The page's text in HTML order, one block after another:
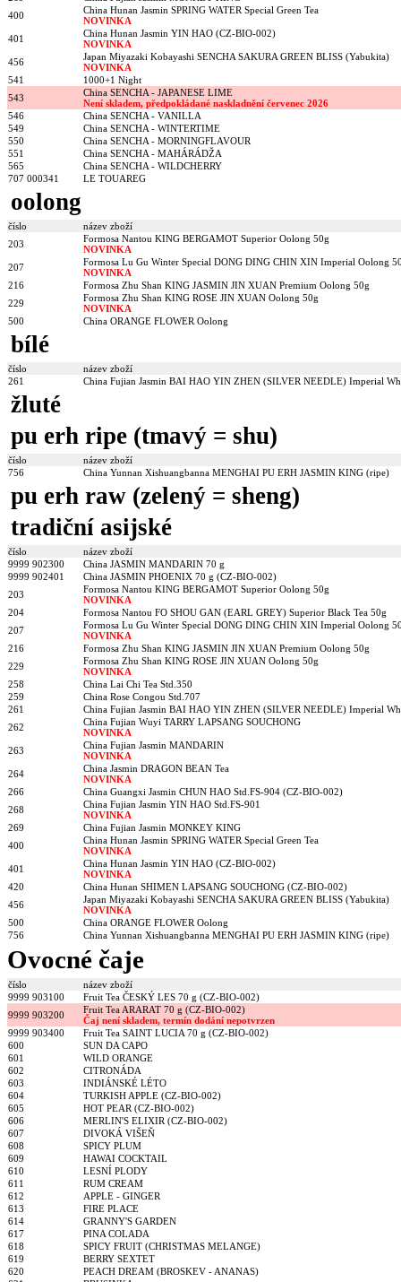
400
China Hunan Jasmin SPRING WATER Special Green Tea
NOVINKA
401
China Hunan Jasmin YIN HAO (CZ-BIO-002)
NOVINKA
456
Japan Miyazaki Kobayashi SENCHA SAKURA GREEN BLISS (Yabukita)
NOVINKA
541
1000+1 Night
543
China SENCHA - JAPANESE LIME
Není skladem, předpokládané naskladnění červenec 2026
546
China SENCHA - VANILLA
549
China SENCHA - WINTERTIME
550
China SENCHA - MORNINGFLAVOUR
551
China SENCHA - MAHÁRÁDŽA
565
China SENCHA - WILDCHERRY
707 000341
LE TOUAREG
oolong
číslo
název zboží
203
Formosa Nantou KING BERGAMOT Superior Oolong 50g
NOVINKA
207
Formosa Lu Gu Winter Special DONG DING CHIN XIN Imperial Oolong
NOVINKA
216
Formosa Zhu Shan KING JASMIN JIN XUAN Premium Oolong 50g
229
Formosa Zhu Shan KING ROSE JIN XUAN Oolong 50g
NOVINKA
500
China ORANGE FLOWER Oolong
bílé
číslo
název zboží
261
China Fujian Jasmin BAI HAO YIN ZHEN (SILVER NEEDLE) Imperial
žluté
pu erh ripe (tmavý = shu)
číslo
název zboží
756
China Yunnan Xishuangbanna MENGHAI PU ERH JASMIN KING (ripe)
pu erh raw (zelený = sheng)
tradiční asijské
číslo
název zboží
9999 902300
China JASMIN MANDARIN 70 g
9999 902401
China JASMIN PHOENIX 70 g (CZ-BIO-002)
203
Formosa Nantou KING BERGAMOT Superior Oolong 50g
NOVINKA
204
Formosa Nantou FO SHOU GAN (EARL GREY) Superior Black Tea 50g
207
Formosa Lu Gu Winter Special DONG DING CHIN XIN Imperial Oolong
NOVINKA
216
Formosa Zhu Shan KING JASMIN JIN XUAN Premium Oolong 50g
229
Formosa Zhu Shan KING ROSE JIN XUAN Oolong 50g
NOVINKA
258
China Lai Chi Tea Std.350
259
China Rose Congou Std.707
261
China Fujian Jasmin BAI HAO YIN ZHEN (SILVER NEEDLE) Imperial
262
China Fujian Wuyi TARRY LAPSANG SOUCHONG
NOVINKA
263
China Fujian Jasmin MANDARIN
NOVINKA
264
China Jasmin DRAGON BEAN Tea
NOVINKA
266
China Guangxi Jasmin CHUN HAO Std.FS-904 (CZ-BIO-002)
268
China Fujian Jasmin YIN HAO Std.FS-901
NOVINKA
269
China Fujian Jasmin MONKEY KING
400
China Hunan Jasmin SPRING WATER Special Green Tea
NOVINKA
401
China Hunan Jasmin YIN HAO (CZ-BIO-002)
NOVINKA
420
China Hunan SHIMEN LAPSANG SOUCHONG (CZ-BIO-002)
456
Japan Miyazaki Kobayashi SENCHA SAKURA GREEN BLISS (Yabukita)
NOVINKA
500
China ORANGE FLOWER Oolong
756
China Yunnan Xishuangbanna MENGHAI PU ERH JASMIN KING (ripe)
Ovocné čaje
číslo
název zboží
9999 903100
Fruit Tea ČESKÝ LES 70 g (CZ-BIO-002)
9999 903200
Fruit Tea ARARAT 70 g (CZ-BIO-002)
Čaj není skladem, termín dodání nepotvrzen
9999 903400
Fruit Tea SAINT LUCIA 70 g (CZ-BIO-002)
600
SUN DA CAPO
601
WILD ORANGE
602
CITRONÁDA
603
INDIÁNSKÉ LÉTO
604
TURKISH APPLE (CZ-BIO-002)
605
HOT PEAR (CZ-BIO-002)
606
MERLIN'S ELIXIR (CZ-BIO-002)
607
DIVOKÁ VIŠEŇ
608
SPICY PLUM
609
HAWAI COCKTAIL
610
LESNÍ PLODY
611
RUM CREAM
612
APPLE - GINGER
613
FIRE PLACE
614
GRANNY'S GARDEN
617
PINA COLADA
618
SPICY FRUIT (CHRISTMAS MELANGE)
619
BERRY SEXTET
620
PEACH DREAM (BROSKEV - ANANAS)